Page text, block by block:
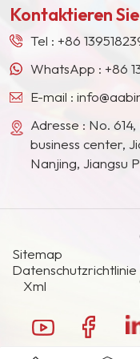
Südostasien, Japan,
Ländern und Regionen
Kontaktieren
Tel : +86
WhatsApp : +86
E-mail :
Adresse : No.
business center,
Nanjing, Jiangsu
Sitemap
Datenschutzrichtlinie
Xml